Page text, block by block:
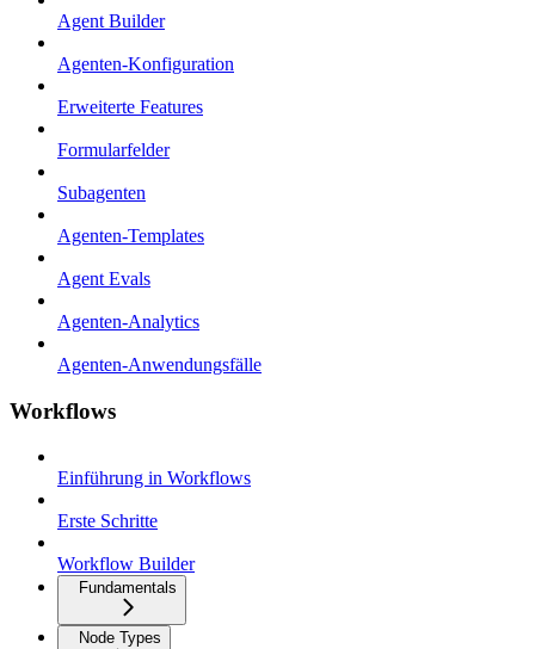
Agent Builder
Agenten-Konfiguration
Erweiterte Features
Formularfelder
Subagenten
Agenten-Templates
Agent Evals
Agenten-Analytics
Agenten-Anwendungsfälle
Workflows
Einführung in Workflows
Erste Schritte
Workflow Builder
Fundamentals
Node Types